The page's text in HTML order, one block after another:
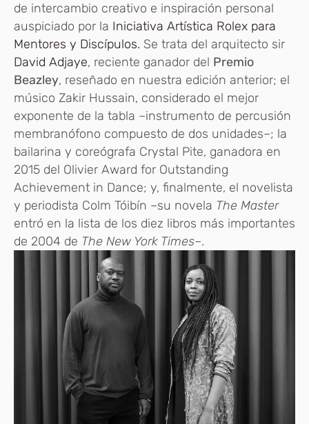
de intercambio creativo e inspiración personal
auspiciado por la Iniciativa Artística Rolex para
Mentores y Discípulos. Se trata del arquitecto sir
David Adjaye, reciente ganador del Premio
Beazley, reseñado en nuestra edición anterior; el
músico Zakir Hussain, considerado el mejor
exponente de la tabla –instrumento de percusión
membranófono compuesto de dos unidades–; la
bailarina y coreógrafa Crystal Pite, ganadora en
2015 del Olivier Award for Outstanding
Achievement in Dance; y, finalmente, el novelista
y periodista Colm Tóibín –su novela The Master
entró en la lista de los diez libros más importantes
de 2004 de The New York Times–.